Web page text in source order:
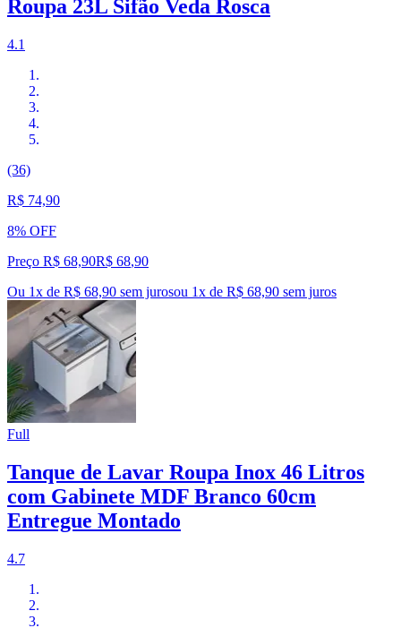
Roupa 23L Sifão Veda Rosca
4.1
(36)
R$ 74,90
8% OFF
Preço R$ 68,90R$ 68,90
Ou 1x de R$ 68,90 sem jurosou 1x de R$ 68,90 sem juros
Full
Tanque de Lavar Roupa Inox 46 Litros
com Gabinete MDF Branco 60cm
Entregue Montado
4.7